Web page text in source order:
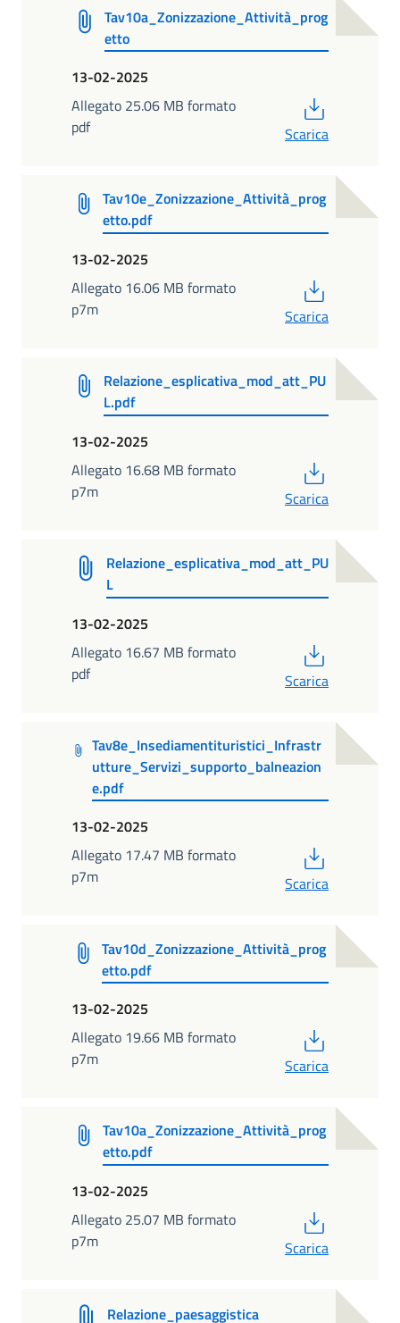
Tav10a_Zonizzazione_Attività_prog
etto
13-02-2025
Allegato 25.06 MB formato
pdf
Scarica
Tav10e_Zonizzazione_Attività_prog
etto.pdf
13-02-2025
Allegato 16.06 MB formato
p7m
Scarica
Relazione_esplicativa_mod_att_PU
L.pdf
13-02-2025
Allegato 16.68 MB formato
p7m
Scarica
Relazione_esplicativa_mod_att_PU
L
13-02-2025
Allegato 16.67 MB formato
pdf
Scarica
Tav8e_Insediamentituristici_Infrastr
utture_Servizi_supporto_balneazion
e.pdf
13-02-2025
Allegato 17.47 MB formato
p7m
Scarica
Tav10d_Zonizzazione_Attività_prog
etto.pdf
13-02-2025
Allegato 19.66 MB formato
p7m
Scarica
Tav10a_Zonizzazione_Attività_prog
etto.pdf
13-02-2025
Allegato 25.07 MB formato
p7m
Scarica
Relazione_paesaggistica